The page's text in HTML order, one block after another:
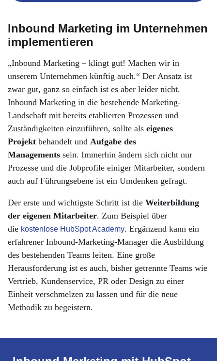
Inbound Marketing im Unternehmen
implementieren
„Inbound Marketing – klingt gut! Machen wir in
unserem Unternehmen künftig auch.“ Der Ansatz ist
zwar gut, ganz so einfach ist es aber leider nicht.
Inbound Marketing in die bestehende Marketing-
Landschaft mit bereits etablierten Prozessen und
Zuständigkeiten einzuführen, sollte als eigenes
Projekt behandelt und Aufgabe des
Managements sein. Immerhin ändern sich nicht nur
Prozesse und die Jobprofile einiger Mitarbeiter, sondern
auch auf Führungsebene ist ein Umdenken gefragt.
Der erste und wichtigste Schritt ist die Weiterbildung
der eigenen Mitarbeiter. Zum Beispiel über
die kostenlose HubSpot Academy. Ergänzend kann ein
erfahrener Inbound-Marketing-Manager die Ausbildung
des bestehenden Teams leiten. Eine große
Herausforderung ist es auch, bisher getrennte Teams wie
Vertrieb, Kundenservice, PR oder Design zu einer
Einheit verschmelzen zu lassen und für die neue
Methodik zu begeistern.